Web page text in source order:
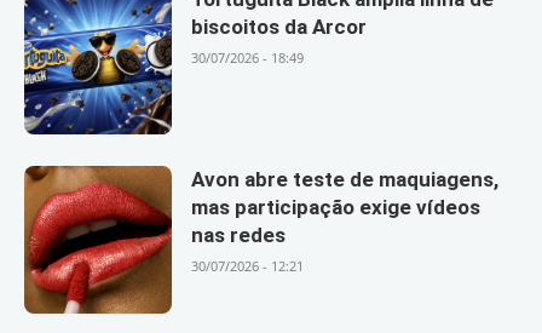
biscoitos da Arcor
30/07/2026 - 18:49
Avon abre teste de maquiagens,
mas participação exige vídeos
nas redes
30/07/2026 - 12:21